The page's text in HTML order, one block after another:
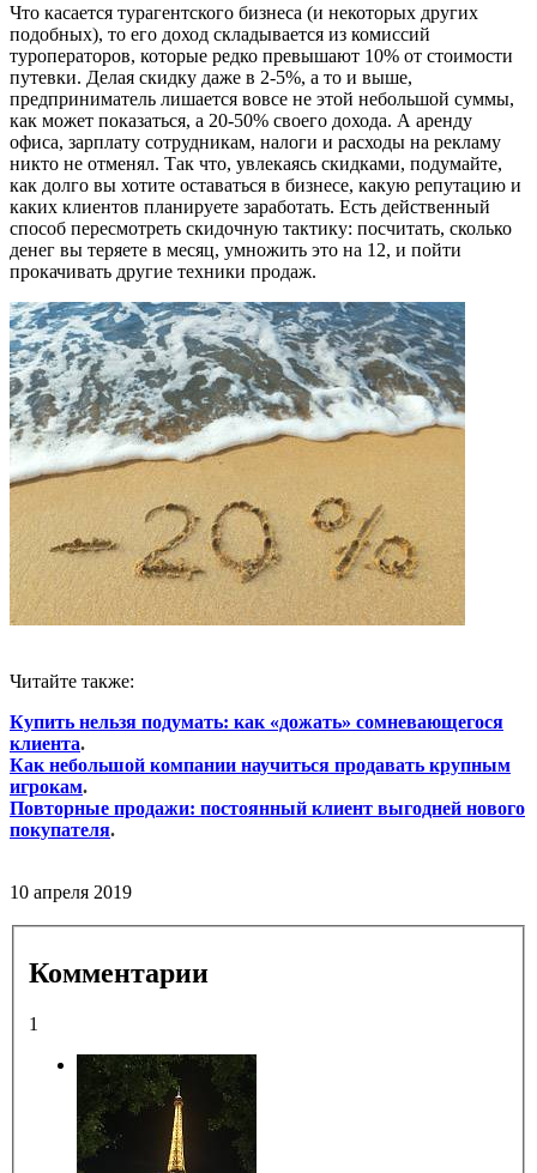
Что касается турагентского бизнеса (и некоторых других
подобных), то его доход складывается из комиссий
туроператоров, которые редко превышают 10% от стоимости
путевки. Делая скидку даже в 2-5%, а то и выше,
предприниматель лишается вовсе не этой небольшой суммы,
как может показаться, а 20-50% своего дохода. А аренду
офиса, зарплату сотрудникам, налоги и расходы на рекламу
никто не отменял. Так что, увлекаясь скидками, подумайте,
как долго вы хотите оставаться в бизнесе, какую репутацию и
каких клиентов планируете заработать. Есть действенный
способ пересмотреть скидочную тактику: посчитать, сколько
денег вы теряете в месяц, умножить это на 12, и пойти
прокачивать другие техники продаж.
Читайте также:
Купить нельзя подумать: как «дожать» сомневающегося
клиента.
Как небольшой компании научиться продавать крупным
игрокам.
Повторные продажи: постоянный клиент выгодней нового
покупателя.
10 апреля 2019
Комментарии
1